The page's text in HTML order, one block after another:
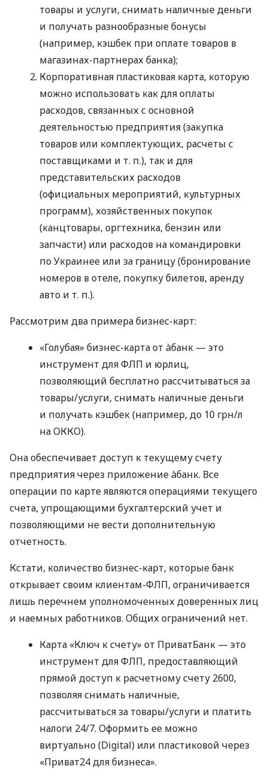
товары и услуги, снимать наличные деньги
и получать разнообразные бонусы
(например, кэшбек при оплате товаров в
магазинах-партнерах банка);
Корпоративная пластиковая карта, которую
можно использовать как для оплаты
расходов, связанных с основной
деятельностью предприятия (закупка
товаров или комплектующих, расчеты с
поставщиками и т. п.), так и для
представительских расходов
(официальных мероприятий, культурных
программ), хозяйственных покупок
(канцтовары, оргтехника, бензин или
запчасти) или расходов на командировки
по Украинее или за границу (бронирование
номеров в отеле, покупку билетов, аренду
авто и т. п.).
Рассмотрим два примера бизнес-карт:
«Голубая» бизнес-карта от àбанк — это
инструмент для ФЛП и юрлиц,
позволяющий бесплатно рассчитываться за
товары/услуги, снимать наличные деньги
и получать кэшбек (например, до 10 грн/л
на ОККО).
Она обеспечивает доступ к текущему счету
предприятия через приложение àбанк. Все
операции по карте являются операциями текущего
счета, упрощающими бухгалтерский учет и
позволяющими не вести дополнительную
отчетность.
Кстати, количество бизнес-карт, которые банк
открывает своим клиентам-ФЛП, ограничивается
лишь перечнем уполномоченных доверенных лиц
и наемных работников. Общих ограничений нет.
Карта «Ключ к счету» от ПриватБанк — это
инструмент для ФЛП, предоставляющий
прямой доступ к расчетному счету 2600,
позволяя снимать наличные,
рассчитываться за товары/услуги и платить
налоги 24/7. Оформить ее можно
виртуально (Digital) или пластиковой через
«Приват24 для бизнеса».